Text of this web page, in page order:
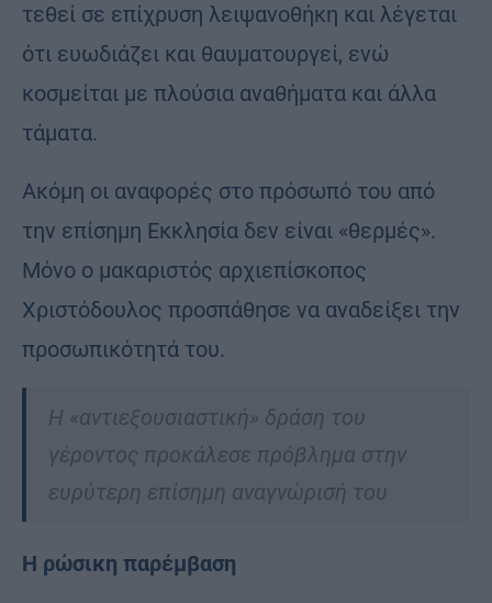
τεθεί σε επίχρυση λειψανοθήκη και λέγεται
ότι ευωδιάζει και θαυματουργεί, ενώ
κοσμείται με πλούσια αναθήματα και άλλα
τάματα.
Ακόμη οι αναφορές στο πρόσωπό του από
την επίσημη Εκκλησία δεν είναι «θερμές».
Μόνο ο μακαριστός αρχιεπίσκοπος
Χριστόδουλος προσπάθησε να αναδείξει την
προσωπικότητά του.
Η «αντιεξουσιαστική» δράση του
γέροντος προκάλεσε πρόβλημα στην
ευρύτερη επίσημη αναγνώρισή του
Η ρώσικη παρέμβαση